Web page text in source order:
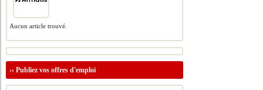
Aucun article trouvé.
››Publiez vos offres d'emploi